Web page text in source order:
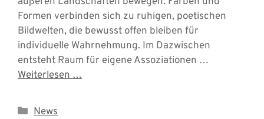
Formen verbinden sich zu ruhigen, poetischen
Bildwelten, die bewusst offen bleiben für
individuelle Wahrnehmung. Im Dazwischen
entsteht Raum für eigene Assoziationen …
Weiterlesen …
Kategorien
News